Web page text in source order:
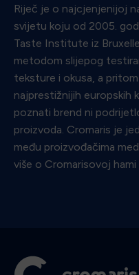
Riječ je o najcjenjenijoj
svijetu koju od 2005.
Taste Institute iz
metodom slijepog
teksture i okusa, a
najprestižnijih europskih
poznati brend ni
proizvoda. Cromaris je
među proizvođačima
više o Cromarisovoj hami